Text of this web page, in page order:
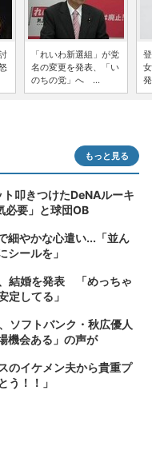
「れいわ新選組」が党
名の変更を発表、「い
のちの党」へ ...
もっと見る
叩きつけたDeNAルーキ
要」と球団OB
細やかな心遣い...「並ん
シールを」
結婚を発表 「めっちゃ
定してる」
ソフトバンク・秋広優人
機会ある」の声が
のイケメン夫から貴重プ
！！」